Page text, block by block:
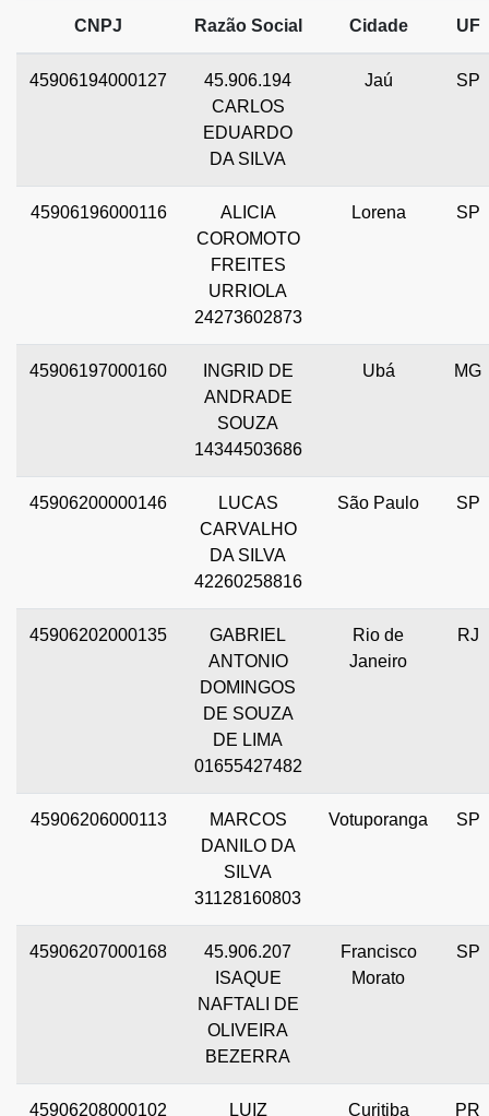
CNPJ Razão Social Cidade UF
45906194000127
45.906.194
CARLOS
EDUARDO
DA SILVA
Jaú SP
45906196000116
ALICIA
COROMOTO
FREITES
URRIOLA
24273602873
Lorena SP
45906197000160
INGRID DE
ANDRADE
SOUZA
14344503686
Ubá MG
45906200000146
LUCAS
CARVALHO
DA SILVA
42260258816
São Paulo SP
45906202000135
GABRIEL
ANTONIO
DOMINGOS
DE SOUZA
DE LIMA
01655427482
Rio de
Janeiro
RJ
45906206000113
MARCOS
DANILO DA
SILVA
31128160803
Votuporanga SP
45906207000168
45.906.207
ISAQUE
NAFTALI DE
OLIVEIRA
BEZERRA
Francisco
Morato
SP
45906208000102 LUIZ Curitiba PR